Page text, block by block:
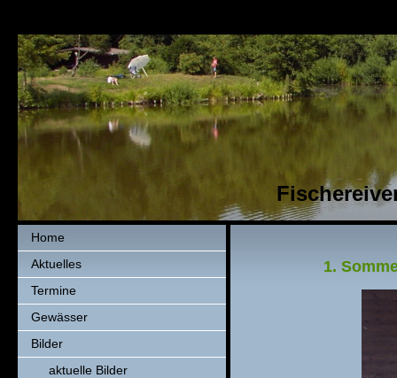
Home
Aktuelles
Termine
Gewässer
Bilder
aktuelle Bilder
1.